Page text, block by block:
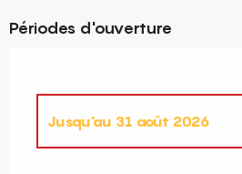
Périodes d'ouverture
Jusqu'au 31 août 2026